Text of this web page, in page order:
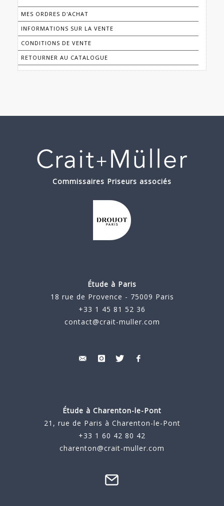
MES ORDRES D'ACHAT
INFORMATIONS SUR LA VENTE
CONDITIONS DE VENTE
RETOURNER AU CATALOGUE
Commissaires Priseurs associés
Étude à Paris
18 rue de Provence - 75009 Paris
+33 1 45 81 52 36
contact@crait-muller.com
Étude à Charenton-le-Pont
21, rue de Paris à Charenton-le-Pont
+33 1 60 42 80 42
charenton@crait-muller.com